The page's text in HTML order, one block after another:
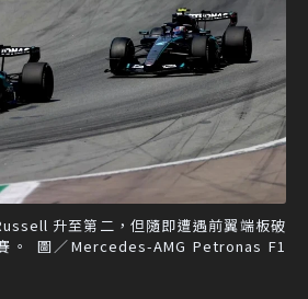
升至第二，但隨即遭遇前翼端板破
。 圖／Mercedes-AMG Petronas F1